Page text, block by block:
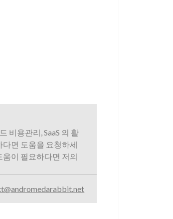
비용관리, SaaS 의 활
면 도움을 요청하세
이 필요하다면 저의